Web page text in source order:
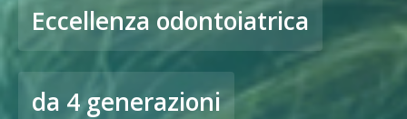
Eccellenza odontoiatrica
da 4 generazioni